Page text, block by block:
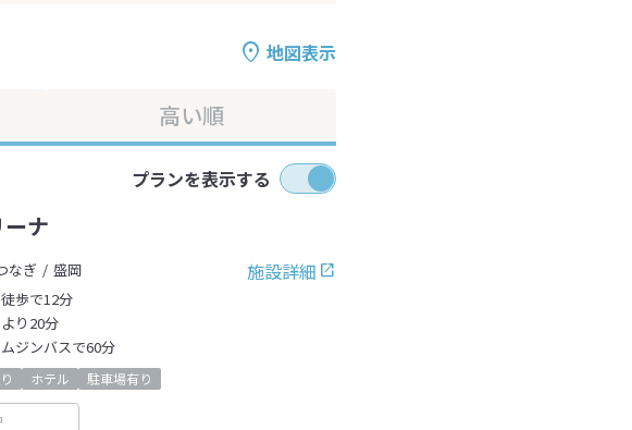
地図表示
高い順
プランを表示する
ナ
施設詳細
なぎ
盛岡
歩で12分
り20分
ジンバスで60分
ホテル 駐車場有り